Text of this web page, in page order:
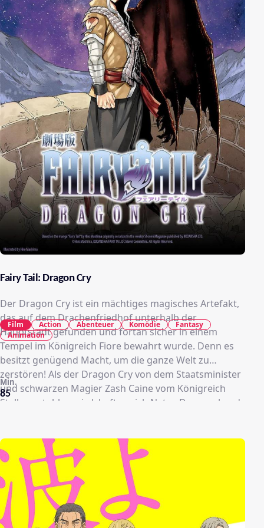
Fairy Tail: Dragon Cry
Der Dragon Cry ist ein mächtiges magisches Artefakt,
das auf dem Drachenfriedhof unterhalb der
Hauptstadt gefunden und fortan sicher in einem
Tempel im Königreich Fiore bewahrt wurde. Denn es
besitzt genügend Macht, um die ganze Welt zu
zerstören! Als der Dragon Cry von dem Staatsminister
und schwarzen Magier Zash Caine vom Königreich
Stella gestohlen wird, heften sich Natsu Dragneel und
das Artefakt dort mittlerweile an Animus, König von
Stella, übergeben. Der plant schon bald ein
gefährliches Ritual – werden Natsu und seine Freunde
ihn aufhalten können?
85
Min.
Film Action Abenteuer Komödie
Fantasy
Animation